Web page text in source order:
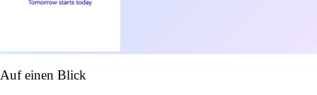
Auf einen Blick